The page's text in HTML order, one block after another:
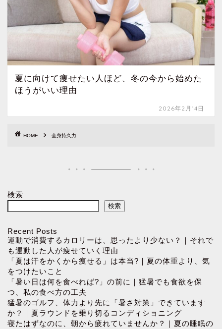
夏に向けて痩せたい人ほど、冬の今から始めた
ほうがいい理由
2026年2月14日
HOME 全身持久力
検索
検索
Recent Posts
運動で消費するカロリーは、思ったより少ない？｜それで
も運動した人が痩せていく理由
「夏は汗をかくから痩せる」は本当?｜夏の体重より、気
をつけたいこと
「暑い日は何を食べれば?」の前に｜猛暑でも食欲を保
つ、私の食べ方の工夫
猛暑のゴルフ、体力より先に「暑さ対策」できています
か？｜夏ラウンドを乗り切るコンディショニング
寝たはずなのに、朝から疲れていませんか？｜夏の睡眠の